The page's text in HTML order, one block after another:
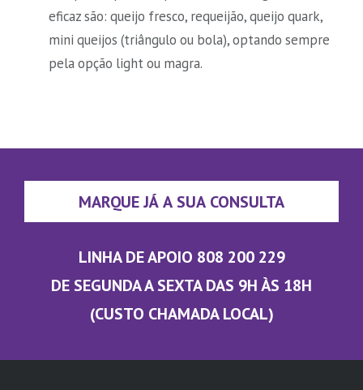
eficaz são: queijo fresco, requeijão, queijo quark,
mini queijos (triângulo ou bola), optando sempre
pela opção light ou magra.
MARQUE JÁ A SUA CONSULTA
LINHA DE APOIO 808 200 229
DE SEGUNDA A SEXTA DAS 9H ÀS 18H
(CUSTO CHAMADA LOCAL)